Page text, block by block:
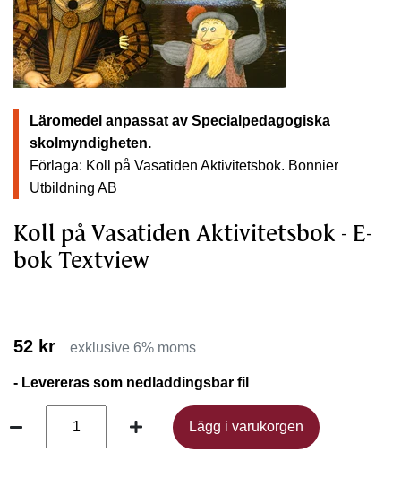
Läromedel anpassat av Specialpedagogiska
skolmyndigheten.
Förlaga: Koll på Vasatiden Aktivitetsbok. Bonnier
Utbildning AB
Koll på Vasatiden Aktivitetsbok - E-
bok Textview
52 kr exklusive 6% moms
- Levereras som nedladdingsbar fil
Lägg i varukorgen
Lägg i varukorgen